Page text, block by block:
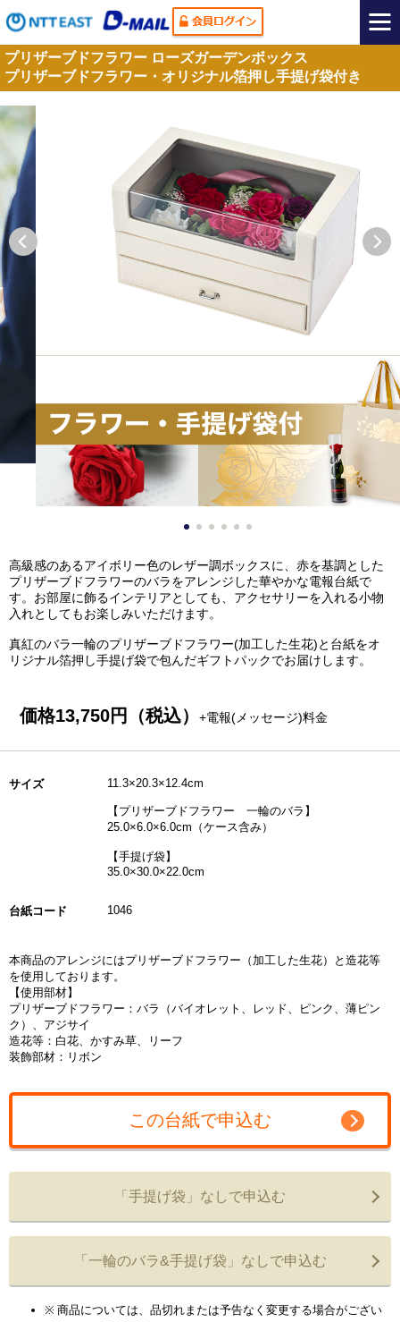
プリザーブドフラワー ローズガーデンボックス
プリザーブドフラワー・オリジナル箔押し手提げ袋付き
高級感のあるアイボリー色のレザー調ボックスに、赤を基調とした
プリザーブドフラワーのバラをアレンジした華やかな電報台紙で
す。お部屋に飾るインテリアとしても、アクセサリーを入れる小物
入れとしてもお楽しみいただけます。
真紅のバラ一輪のプリザーブドフラワー(加工した生花)と台紙をオ
リジナル箔押し手提げ袋で包んだギフトパックでお届けします。
価格13,750円（税込） +電報(メッセージ)料金
サイズ 11.3×20.3×12.4cm
【プリザーブドフラワー 一輪のバラ】
25.0×6.0×6.0cm（ケース含み）
【手提げ袋】
35.0×30.0×22.0cm
台紙コード 1046
本商品のアレンジにはプリザーブドフラワー（加工した生花）と造花等
を使用しております。
【使用部材】
プリザーブドフラワー：バラ（バイオレット、レッド、ピンク、薄ピン
ク）、アジサイ
造花等：白花、かすみ草、リーフ
装飾部材：リボン
この台紙で申込む
「手提げ袋」なしで申込む
「一輪のバラ&手提げ袋」なしで申込む
商品については、品切れまたは予告なく変更する場合がござい